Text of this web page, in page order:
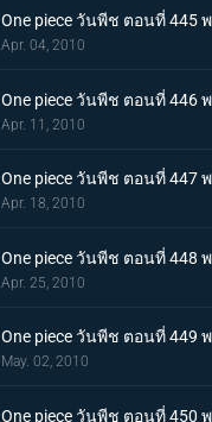
One piece วันพีช ตอนที่
Apr. 04, 2010
One piece วันพีช ตอนที่ 446
Apr. 11, 2010
One piece วันพีช ตอนที่ 447
Apr. 18, 2010
One piece วันพีช ตอนที่ 448
Apr. 25, 2010
One piece วันพีช ตอนที่ 449
May. 02, 2010
One piece วันพีช ตอนที่ 450